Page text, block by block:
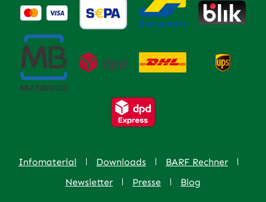
Infomaterial Downloads
BARF Rechner
Newsletter
Presse Blog